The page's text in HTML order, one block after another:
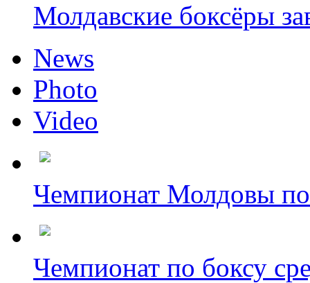
Молдавские боксёры
News
Photo
Video
Чемпионат Молдовы по
Чемпионат по боксу